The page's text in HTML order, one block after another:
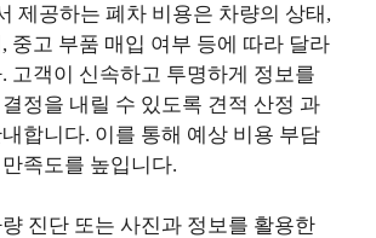
제공하는 폐차 비용은 차량의 상태,
중고 부품 매입 여부 등에 따라 달라
고객이 신속하고 투명하게 정보를
정을 내릴 수 있도록 견적 산정 과
합니다. 이를 통해 예상 비용 부담
족도를 높입니다.
진단 또는 사진과 정보를 활용한